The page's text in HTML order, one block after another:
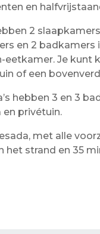
en
2
en 2 badkamers
eetkamer. Je kunt
of een
hebben 3 en 3
privétuin.
met alle
het strand en 35